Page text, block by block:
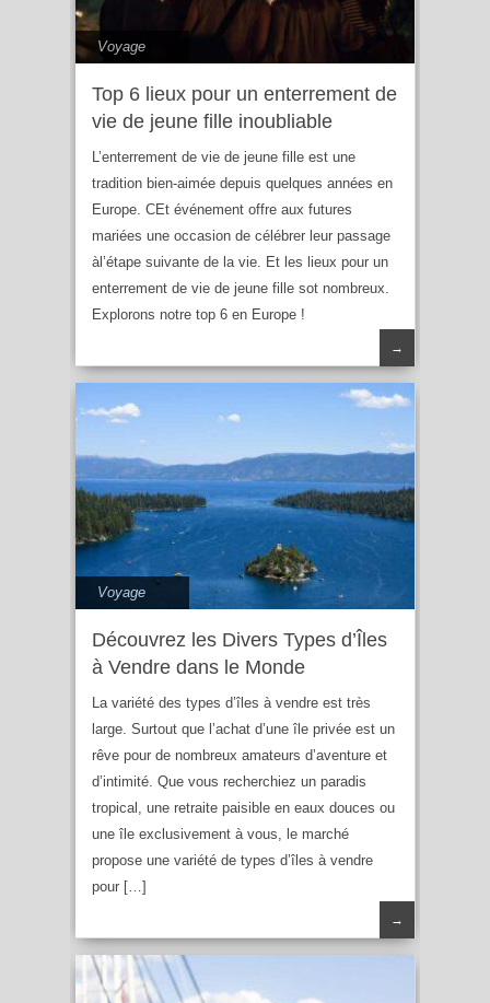
Voyage
Top 6 lieux pour un enterrement de
vie de jeune fille inoubliable
L’enterrement de vie de jeune fille est une
tradition bien-aimée depuis quelques années en
Europe. CEt événement offre aux futures
mariées une occasion de célébrer leur passage
àl’étape suivante de la vie. Et les lieux pour un
enterrement de vie de jeune fille sot nombreux.
Explorons notre top 6 en Europe !
→
Voyage
Découvrez les Divers Types d’Îles
à Vendre dans le Monde
La variété des types d’îles à vendre est très
large. Surtout que l’achat d’une île privée est un
rêve pour de nombreux amateurs d’aventure et
d’intimité. Que vous recherchiez un paradis
tropical, une retraite paisible en eaux douces ou
une île exclusivement à vous, le marché
propose une variété de types d’îles à vendre
pour […]
→